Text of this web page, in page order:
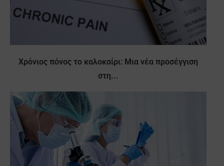
Χρόνιος πόνος το καλοκαίρι: Μια νέα προσέγγιση
στη...